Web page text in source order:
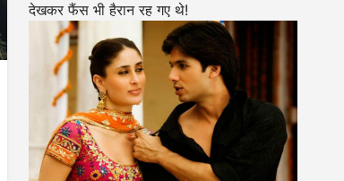
देखकर फैंस भी हैरान रह गए थे!